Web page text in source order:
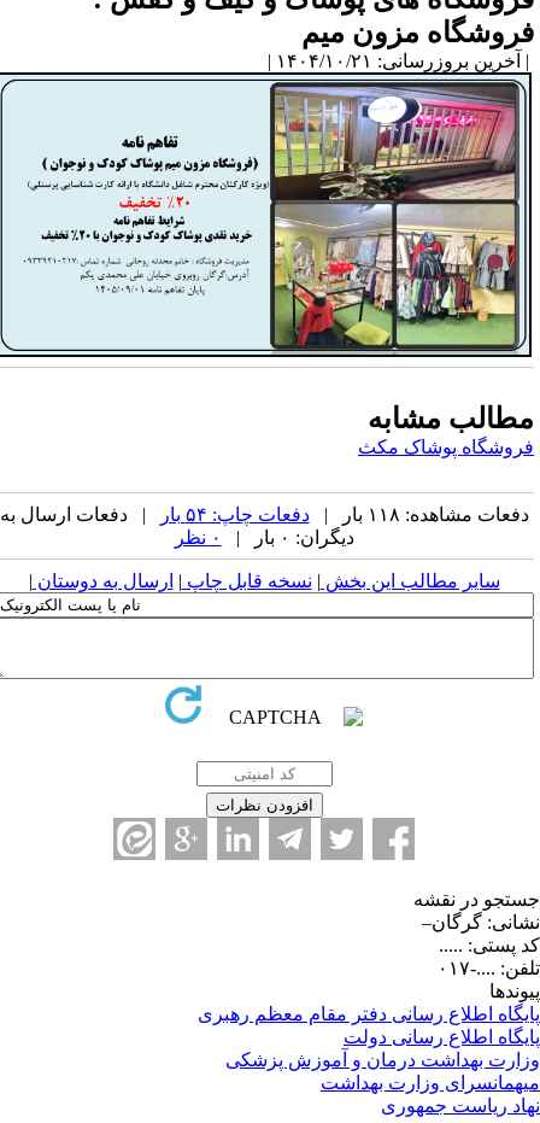
مزون میم
بروزرسانی: ۱۴۰۴/۱۰/۲۱ |
مشابه
پوشاک مکث
دفعات مشاهده: ۱۱۸ بار | دفعات چاپ: ۵۴ بار
| دفعات ارسال به
دیگران: ۰ بار |
سایر مطالب این بخش | نسخه قابل چاپ| ارسال به دوستان|
در نقشه
گرگان–
پستی: .....
....-۰۱۷
اطلاع رسانی دفتر مقام معظم رهبری
اطلاع رسانی دولت
بهداشت درمان و آموزش پزشکی
وزارت بهداشت
ریاست جمهوری